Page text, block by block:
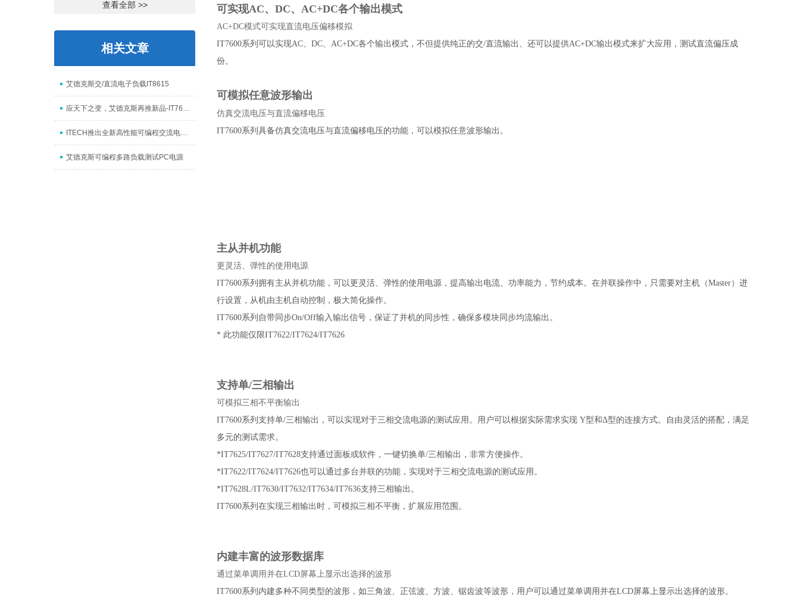
查看全部 >>
相关文章
艾德克斯交/直流电子负载IT8615
应天下之变，艾德克斯再推新品-IT7600大功率交流电源
ITECH推出全新高性能可编程交流电源IT7600
艾德克斯可编程多路负载测试PC电源
可实现AC、DC、AC+DC各个输出模式
AC+DC模式可实现直流电压偏移模拟
IT7600系列可以实现AC、DC、AC+DC各个输出模式，不但提供纯正的交/直流输出、还可以提供AC+DC输出模式来扩大应用，测试直流偏压成
份。
可模拟任意波形输出
仿真交流电压与直流偏移电压
IT7600系列具备仿真交流电压与直流偏移电压的功能，可以模拟任意波形输出。
主从并机功能
更灵活、弹性的使用电源
IT7600系列拥有主从并机功能，可以更灵活、弹性的使用电源，提高输出电流、功率能力，节约成本。在并联操作中，只需要对主机（Master）进
行设置，从机由主机自动控制，极大简化操作。
IT7600系列自带同步On/Off输入输出信号，保证了并机的同步性，确保多模块同步均流输出。
* 此功能仅限IT7622/IT7624/IT7626
支持单/三相输出
可模拟三相不平衡输出
IT7600系列支持单/三相输出，可以实现对于三相交流电源的测试应用。用户可以根据实际需求实现 Y型和Δ型的连接方式。自由灵活的搭配，满足
多元的测试需求。
*IT7625/IT7627/IT7628支持通过面板或软件，一键切换单/三相输出，非常方便操作。
*IT7622/IT7624/IT7626也可以通过多台并联的功能，实现对于三相交流电源的测试应用。
*IT7628L/IT7630/IT7632/IT7634/IT7636支持三相输出。
IT7600系列在实现三相输出时，可模拟三相不平衡，扩展应用范围。
内建丰富的波形数据库
通过菜单调用并在LCD屏幕上显示出选择的波形
IT7600系列内建多种不同类型的波形，如三角波、正弦波、方波、锯齿波等波形，用户可以通过菜单调用并在LCD屏幕上显示出选择的波形。